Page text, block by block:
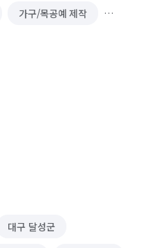
가구/목공예 제작
대구 달성군